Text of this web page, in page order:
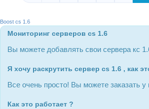
Boost cs 1.6
Мониторинг серверов cs 1.6
Вы можете добавлять свои сервера кс
Я хочу раскрутить сервер cs 1.6 , как
Все очень просто! Вы можете заказать
Как это работает ?